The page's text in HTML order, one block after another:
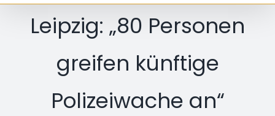
Leipzig: „80 Personen
greifen künftige
Polizeiwache an“